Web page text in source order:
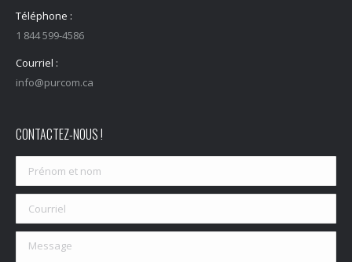
Téléphone :
1 844 599-4586
Courriel :
info@purcom.ca
CONTACTEZ-NOUS !